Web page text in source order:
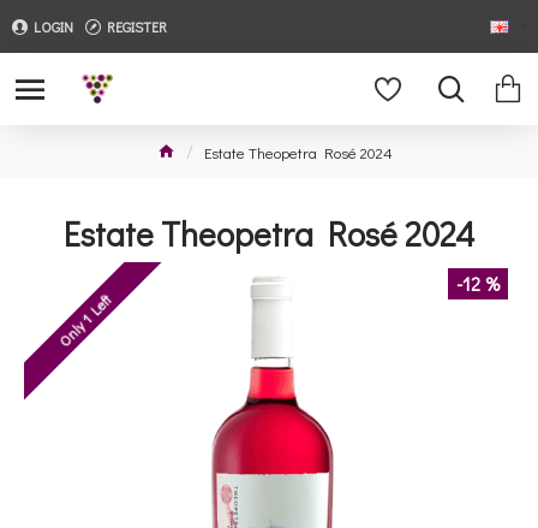
LOGIN REGISTER
Estate Theopetra Rosé 2024
Estate Theopetra Rosé 2024
Only 1 Left
-12 %